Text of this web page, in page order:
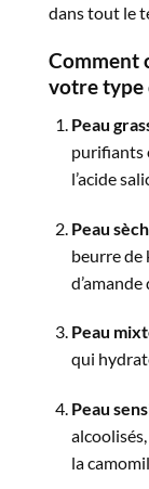
dans tout le
Comment
votre type
Peau
purifiants
l’acide
Peau
beurre de
d’amande
Peau
qui
Peau
la